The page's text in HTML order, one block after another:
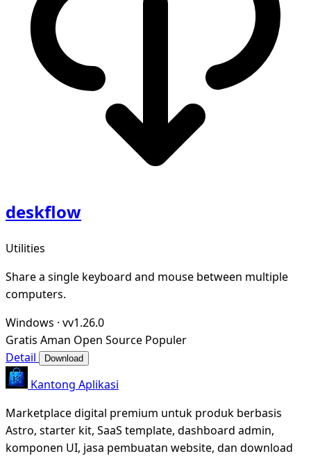
deskflow
Utilities
Share a single keyboard and mouse between multiple
computers.
Windows · vv1.26.0
Gratis Aman Open Source Populer
Detail
Download
Kantong Aplikasi
Marketplace digital premium untuk produk berbasis
Astro, starter kit, SaaS template, dashboard admin,
komponen UI, jasa pembuatan website, dan download